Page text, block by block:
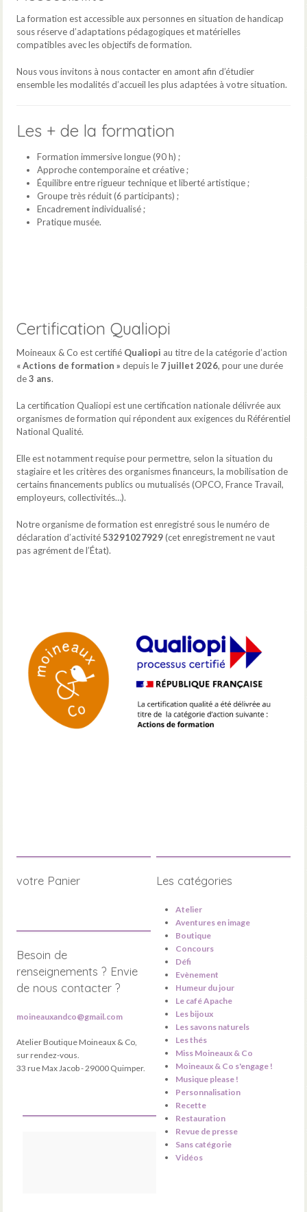
La formation est accessible aux personnes en situation de handicap
sous réserve d’adaptations pédagogiques et matérielles
compatibles avec les objectifs de formation.
Nous vous invitons à nous contacter en amont afin d’étudier
ensemble les modalités d’accueil les plus adaptées à votre situation.
Les + de la formation
Formation immersive longue (90 h) ;
Approche contemporaine et créative ;
Équilibre entre rigueur technique et liberté artistique ;
Groupe très réduit (6 participants) ;
Encadrement individualisé ;
Pratique musée.
Certification Qualiopi
Moineaux & Co est certifié Qualiopi au titre de la catégorie d’action
« Actions de formation » depuis le 7 juillet 2026, pour une durée
de3 ans.
La certification Qualiopi est une certification nationale délivrée aux
organismes de formation qui répondent aux exigences du Référentiel
National Qualité.
Elle est notamment requise pour permettre, selon la situation du
stagiaire et les critères des organismes financeurs, la mobilisation de
certains financements publics ou mutualisés (OPCO, France Travail,
employeurs, collectivités…).
Notre organisme de formation est enregistré sous le numéro de
déclaration d’activité53291027929(cet enregistrement ne vaut
pas agrément de l’État).
votre Panier Les catégories
Atelier
Aventures en image
Boutique
Concours
Défi
Evènement
Humeur du jour
Le café Apache
Les bijoux
Les savons naturels
Les thés
Miss Moineaux & Co
Moineaux & Co s'engage !
Musique please !
Personnalisation
Recette
Restauration
Revue de presse
Sans catégorie
Vidéos
Besoin de
renseignements ? Envie
de nous contacter ?
moineauxandco@gmail.com
Atelier Boutique Moineaux & Co,
sur rendez-vous.
33 rue Max Jacob - 29000 Quimper.